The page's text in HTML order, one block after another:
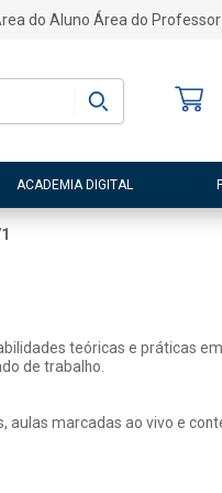
do Aluno Área do Professor
ACADEMIA DIGITAL
teóricas e práticas
de trabalho.
marcadas ao vivo e